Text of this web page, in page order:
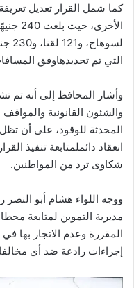
كما شمل القرار تعديل تعريفة
الأخرى، حيث بلغت
لسوهاج، و121 لقنا، و230
التي تم تحديدهاوفق
وأشار المحافظ إلى أنه تم
والشئون القانونية والمواقف
المحدثة للوقود، على أن تظل
انعقاد دائملمتابعة تنفيذ
شكاوى ترد من المواطنين.
ووجه اللواء هشام أبو النصر
مديرية التموين لمتابعة
المقررة وعدم الاتجار بها في
إجراءات رادعة ضد أي